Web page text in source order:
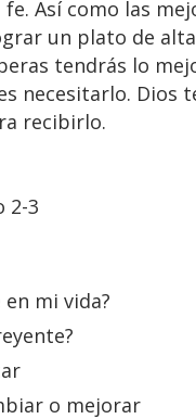
fe. Así como las
un plato de
tendrás lo
necesitarlo. Dios
recibirlo.
2-3
mi vida?
o mejorar